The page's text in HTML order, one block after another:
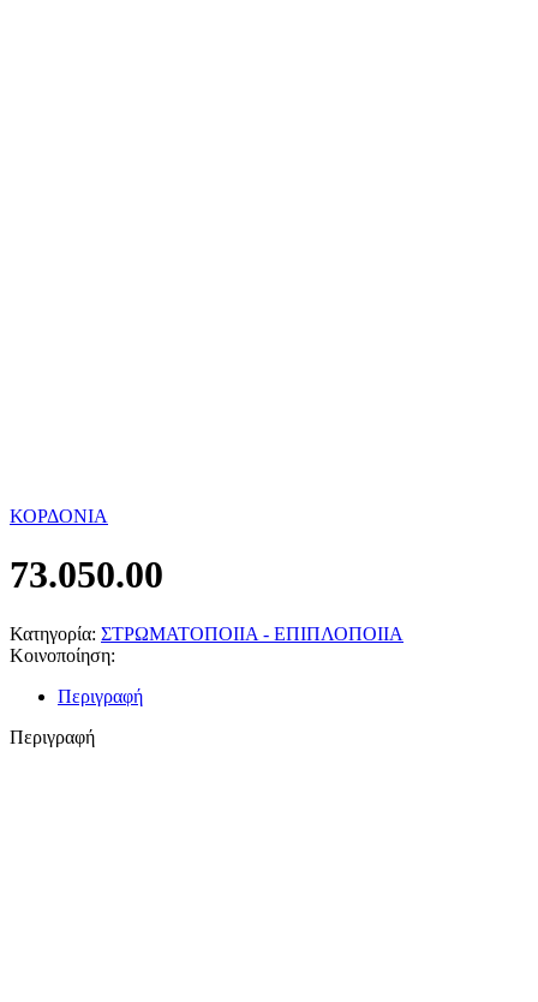
ΚΟΡΔΟΝΙΑ
73.050.00
Κατηγορία: ΣΤΡΩΜΑΤΟΠΟΙΙΑ - ΕΠΙΠΛΟΠΟΙΙΑ
Κοινοποίηση:
Περιγραφή
Περιγραφή